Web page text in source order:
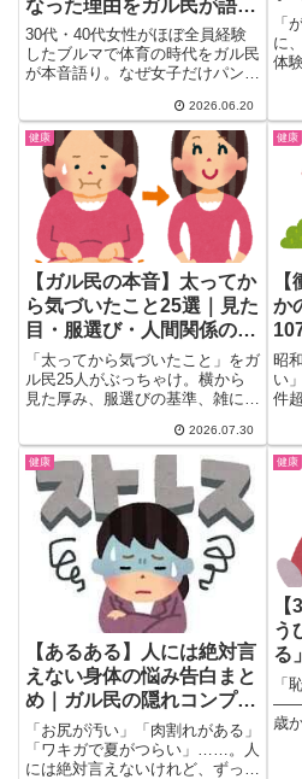
なった理由をガル民が語る
｜ハミパン・生理問題まと
め
30代・40代女性がほぼ全員経験
したブルマで体育の時代をガル民
が本音語り。なぜ女子だけパンツ
理の苦労・廃止の歴史まで懐かし
黒歴史を一気まとめ。500件超の
コメントから選りすぐりの体験
談。
2026.06.20
「
に
体
大
療
家
保
考
健康
【ガル民の本音】太ってか
ら気づいたこと25選｜見た
目・服選び・人間関係のリ
アルな変化
「太ってから気づいたこと」をガ
ル民25人がぶっちゃけ。横から
見た厚み、服選びの基準、雑にな
めて分かるリアルな本音とダイエ
ット成功のきっかけ体験談をまと
めて紹介。
2026.07.30
健康
か
祭
昭
い
件
煙
い
像
チ
つ
健康
【あるある】人には絶対言
えない身体の悩み告白まと
め｜ガル民の隠れコンプレ
ックスが大共感
「お尻が汚い」「肉割れがある」
「ワキガで夏がつらい」……。人
には絶対言えないけれど、ずっと
健康
う
る
の
「
歳